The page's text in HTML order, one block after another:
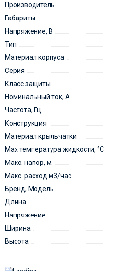
Производитель
Габариты
Напряжение, В
Тип
Материал корпуса
Серия
Класс защиты
Номинальный ток, А
Частота, Гц
Конструкция
Материал крыльчатки
Мах температура жидкости, °С
Макс. напор, м.
Макс. расход м3/час
Бренд, Модель
Длина
Напряжение
Ширина
Высота